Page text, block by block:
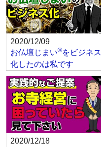
2020/12/09
お仏壇じまい®をビジネス
化したのは私です
2020/12/18